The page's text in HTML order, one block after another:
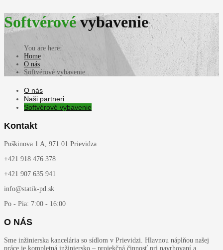
Softvérovévybavenie
Home
O nás
Softvérové vybavenie
O nás
Naši partneri
Softvérové vybavenie
Kontakt
Puškinova 1 A, 971 01 Prievidza
+421 918 476 378
+421 907 635 941
info@statik-pd.sk
Po - Pia: 7:00 - 16:00
O NÁS
Sme inžinierska kancelária so sídlom v Prievidzi. Hlavnou náplňou našej
práce je kompletná inžiniersko – projekčná činnosť pri navrhovaní a